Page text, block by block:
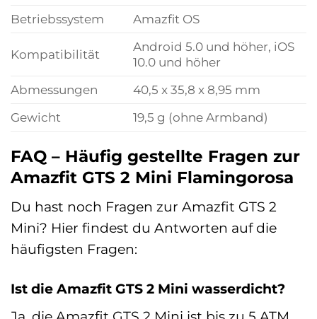
Betriebssystem
Amazfit OS
Kompatibilität
Android 5.0 und höher, iOS
10.0 und höher
Abmessungen
40,5 x 35,8 x 8,95 mm
Gewicht
19,5 g (ohne Armband)
FAQ – Häufig gestellte Fragen zur
Amazfit GTS 2 Mini Flamingorosa
Du hast noch Fragen zur Amazfit GTS 2
Mini? Hier findest du Antworten auf die
häufigsten Fragen:
Ist die Amazfit GTS 2 Mini wasserdicht?